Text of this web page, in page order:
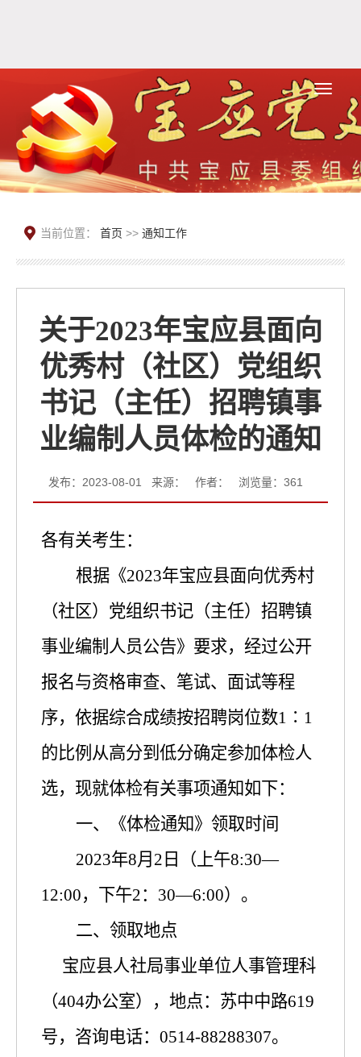
当前位置： 首页 >> 通知工作
关于2023年宝应县面向
优秀村（社区）党组织
书记（主任）招聘镇事
业编制人员体检的通知
发布：2023-08-01 来源： 作者： 浏览量： 361
各有关考生：
根据《2023年宝应县面向优秀村
（社区）党组织书记（主任）招聘镇
事业编制人员公告》要求，经过公开
报名与资格审查、笔试、面试等程
序， 依据综合成绩按招聘岗位数1∶1
的比例从高分到低分确定参加体检人
选， 现就体检有关事项通知如下：
一、
《体检通知》 领取时间
2023年8月 2 日（上午8:30—
12:00，下午2： 30—6:00）。
二、领取地点
宝应县人社局事业单位人事管理科
（404办公室） ， 地点：苏中中路619
号， 咨询电话： 0514-88288307。